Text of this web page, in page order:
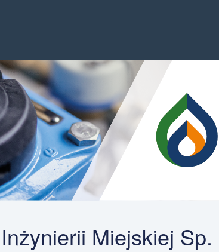
Miejskiej Sp.